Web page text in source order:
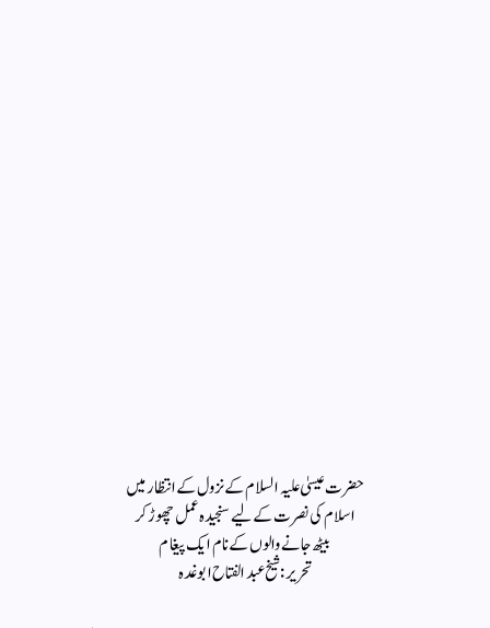
حضرت عیسیٰ علیہ السلام کے نزول کے انتظار میں
اسلام کی نصرت کے لیے سنجیدہ عمل چھوڑ کر
بیٹھ جانے والوں کے نام ایک پیغام
تحریر : شیخ عبدالفتاح ابو غدہ